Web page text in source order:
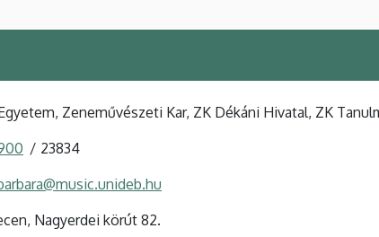
Zeneművészeti Kar, ZK Dékáni Hivatal, ZK
23834
Nagyerdei körút 82.